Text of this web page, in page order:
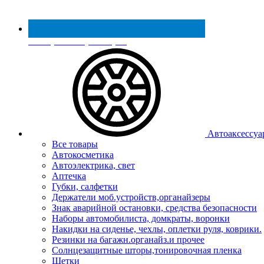
Реестр МинПромТорга
Все товары
Автокосметика
Автоэлектрика, свет
Аптечка
Губки, салфетки
Держатели моб.устройств,органайзеры
Знак аварийной остановки, средства безопасности
Наборы автомобилиста, домкраты, воронки
Накидки на сиденье, чехлы, оплетки руля, коврики.
Резинки на багажн.органайз.и прочее
Солнцезащитные шторы,тонировочная пленка
Щетки